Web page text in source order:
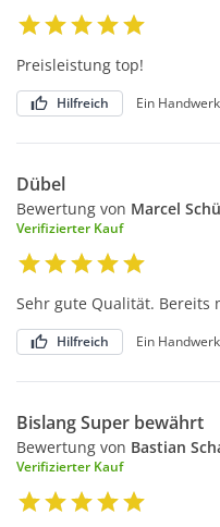
Preisleistung top!
Hilfreich Ein
Dübel
Bewertung von Marcel
Verifizierter Kauf
Sehr gute Qualität. Bereits
Hilfreich Ein
Bislang Super bewährt
Bewertung von Bastian
Verifizierter Kauf